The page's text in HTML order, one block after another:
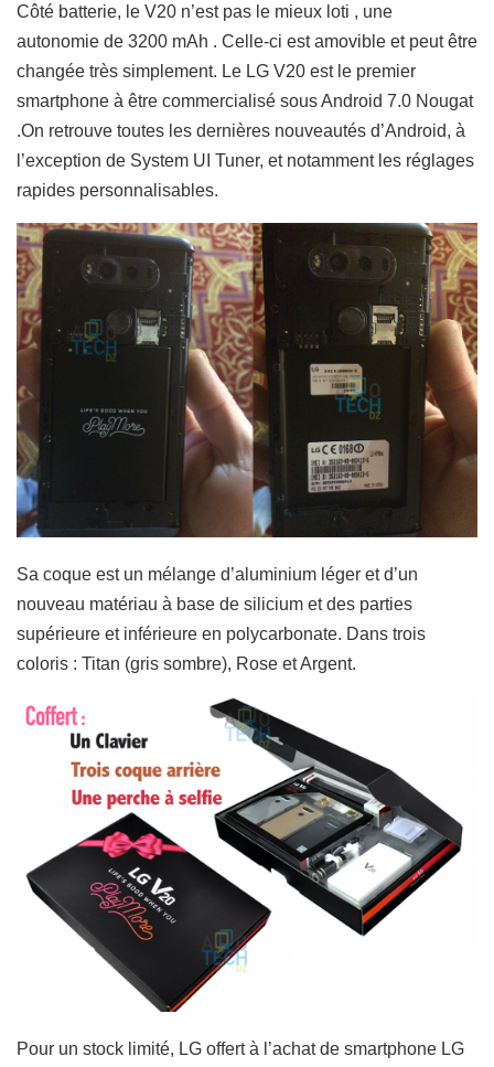
Côté batterie, le V20 n’est pas le mieux loti , une
autonomie de 3200 mAh . Celle-ci est amovible et peut être
changée très simplement. Le LG V20 est le premier
smartphone à être commercialisé sous Android 7.0 Nougat
.On retrouve toutes les dernières nouveautés d’Android, à
l’exception de System UI Tuner, et notamment les réglages
rapides personnalisables.
Sa coque est un mélange d’aluminium léger et d’un
nouveau matériau à base de silicium et des parties
supérieure et inférieure en polycarbonate. Dans trois
coloris : Titan (gris sombre), Rose et Argent.
Pour un stock limité, LG offert à l’achat de smartphone LG